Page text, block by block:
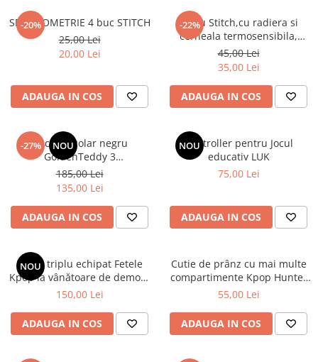
-20%
SET GEOMETRIE 4 buc STITCH
25,00 Lei
20,00 Lei
ADAUGA IN COS
-22%
Stilou Stitch,cu radiera si
cerneala termosensibila,
pastel
45,00 Lei
35,00 Lei
ADAUGA IN COS
-27% NOU
Rucsac școlar negru
GoldenTeddy 3
compartimente Astra
185,00 Lei
135,00 Lei
ADAUGA IN COS
NOU
Controller pentru Jocul
educativ LUK
75,00 Lei
ADAUGA IN COS
NOU
Penar triplu echipat Fetele
Kpop la vânătoare de demoni
Energy
150,00 Lei
ADAUGA IN COS
Cutie de prânz cu mai multe
compartimente Kpop Hunter
XL
55,00 Lei
ADAUGA IN COS